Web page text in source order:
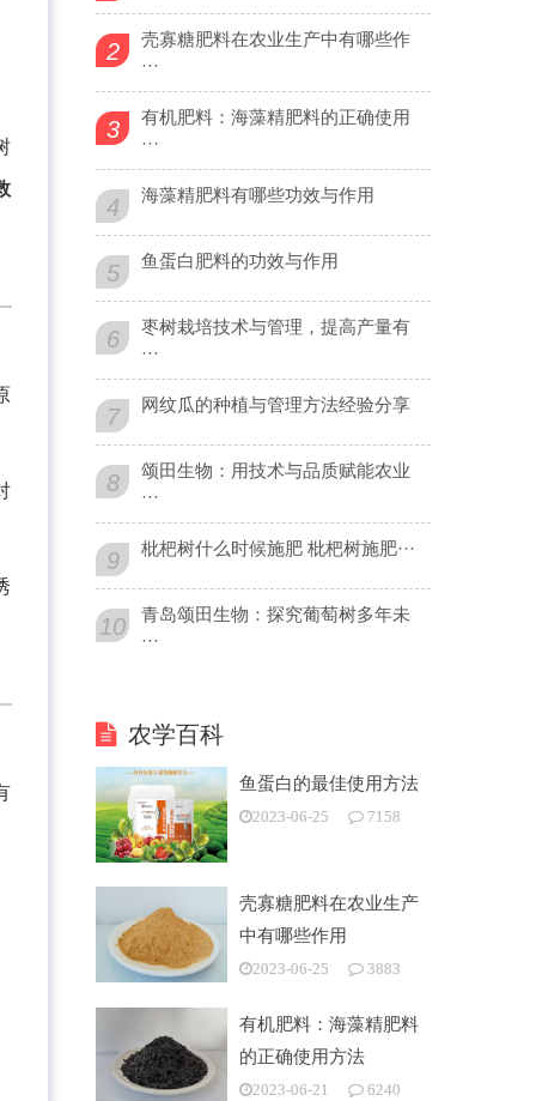
2
壳寡糖肥料在农业生产中有哪些作
···
3
有机肥料：海藻精肥料的正确使用
···
4 海藻精肥料有哪些功效与作用
5 鱼蛋白肥料的功效与作用
6
枣树栽培技术与管理，提高产量有
···
7 网纹瓜的种植与管理方法经验分享
8
颂田生物：用技术与品质赋能农业
···
9 枇杷树什么时候施肥 枇杷树施肥···
10
青岛颂田生物：探究葡萄树多年未
···
农学百科
鱼蛋白的最佳使用方法
2023-06-25 7158
壳寡糖肥料在农业生产
中有哪些作用
2023-06-25 3883
有机肥料：海藻精肥料
的正确使用方法
2023-06-21 6240